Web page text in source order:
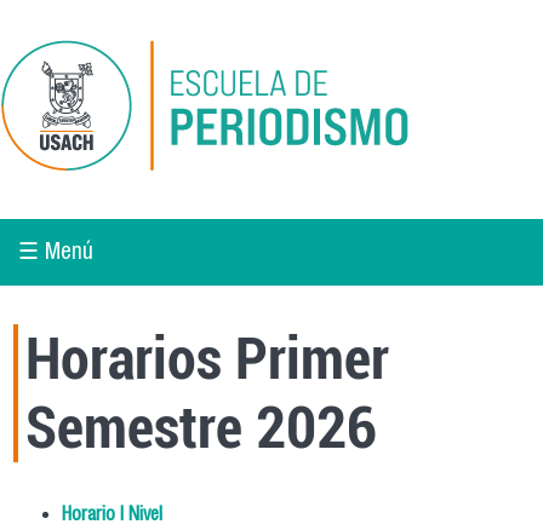
☰ Menú
Horarios Primer
Semestre 2026
Horario I Nivel